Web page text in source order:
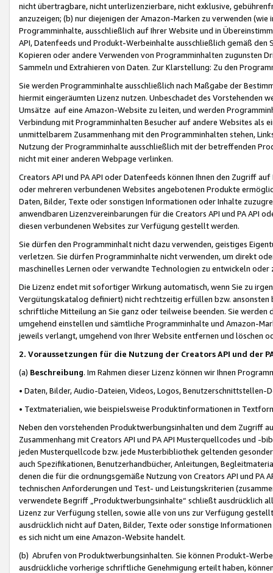
nicht übertragbare, nicht unterlizenzierbare, nicht exklusive,
anzuzeigen; (b) nur diejenigen der Amazon-Marken zu verwenden
Programminhalte, ausschließlich auf Ihrer Website und in
API, Datenfeeds und Produkt-Werbeinhalte ausschließlich gemäß
Kopieren oder andere Verwenden von Programminhalten zugunsten
Sammeln und Extrahieren von Daten. Zur Klarstellung: Zu den
Sie werden Programminhalte ausschließlich nach Maßgabe der
hiermit eingeräumten Lizenz nutzen. Unbeschadet des Vorstehenden
Umsätze auf eine Amazon-Website zu leiten, und werden
Verbindung mit Programminhalten Besucher auf andere Websites als
unmittelbarem Zusammenhang mit den Programminhalten stehen,
Nutzung der Programminhalte ausschließlich mit der betreffenden
nicht mit einer anderen Webpage verlinken.
Creators API und PA API oder Datenfeeds können Ihnen den Zugriff
oder mehreren verbundenen Websites angebotenen Produkte
Daten, Bilder, Texte oder sonstigen Informationen oder Inhalte
anwendbaren Lizenzvereinbarungen für die Creators API und PA API
diesen verbundenen Websites zur Verfügung gestellt werden.
Sie dürfen den Programminhalt nicht dazu verwenden, geistiges
verletzen. Sie dürfen Programminhalte nicht verwenden, um direkt
maschinelles Lernen oder verwandte Technologien zu entwickeln
Die Lizenz endet mit sofortiger Wirkung automatisch, wenn Sie zu
Vergütungskatalog definiert) nicht rechtzeitig erfüllen bzw. ansonsten
schriftliche Mitteilung an Sie ganz oder teilweise beenden. Sie werden
umgehend einstellen und sämtliche Programminhalte und Amazon-
jeweils verlangt, umgehend von Ihrer Website entfernen und löschen
2. Voraussetzungen für die Nutzung der Creators API und der
(a) Beschreibung. Im Rahmen dieser Lizenz können wir Ihnen
• Daten, Bilder, Audio-Dateien, Videos, Logos, Benutzerschnittstellen-
• Textmaterialien, wie beispielsweise Produktinformationen in
Neben den vorstehenden Produktwerbungsinhalten und dem Zugriff
Zusammenhang mit Creators API und PA API Musterquellcodes und
jeden Musterquellcode bzw. jede Musterbibliothek geltenden
auch Spezifikationen, Benutzerhandbücher, Anleitungen,
denen die für die ordnungsgemäße Nutzung von Creators API und PA
technischen Anforderungen und Test- und Leistungskriterien
verwendete Begriff „Produktwerbungsinhalte“ schließt ausdrücklich
Lizenz zur Verfügung stellen, sowie alle von uns zur Verfügung
ausdrücklich nicht auf Daten, Bilder, Texte oder sonstige
es sich nicht um eine Amazon-Website handelt.
(b) Abrufen von Produktwerbungsinhalten. Sie können Produkt-
ausdrückliche vorherige schriftliche Genehmigung erteilt haben,